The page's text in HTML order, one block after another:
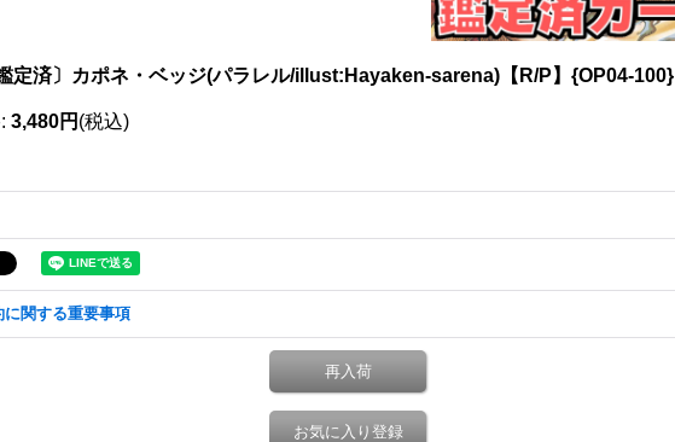
定済〕カポネ・ベッジ(パラレル/illust:Hayaken-sarena)【R/P】{OP04-100}
: 3,480円 (税込)
に関する重要事項
再入荷
お気に入り登録